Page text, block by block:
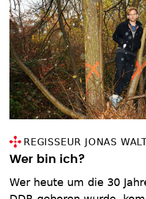
REGISSEUR JONAS
Wer bin ich?
Wer heute um die 30